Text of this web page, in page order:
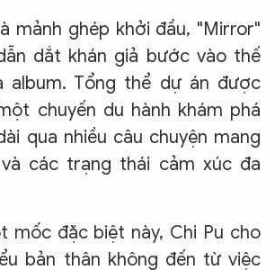
mảnh ghép khởi đầu, "Mirror"
dắt khán giả bước vào thế
album. Tổng thể dự án được
chuyến du hành khám phá
qua nhiều câu chuyện mang
các trạng thái cảm xúc đa
mốc đặc biệt này, Chi Pu cho
bản thân không đến từ việc